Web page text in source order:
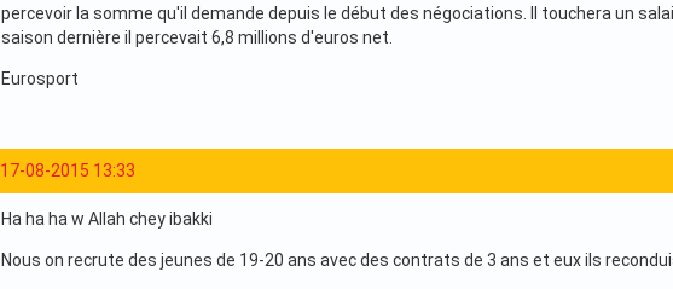
percevoir la somme qu'il demande depuis le début des négociations. Il touchera un
saison dernière il percevait 6,8 millions d'euros net.
Eurosport
17-08-2015 13:33
Ha ha ha w Allah chey ibakki
Nous on recrute des jeunes de 19-20 ans avec des contrats de 3 ans et eux ils